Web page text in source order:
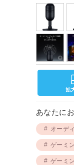
あなたに
オーデ
ゲーミ
ゲーミ